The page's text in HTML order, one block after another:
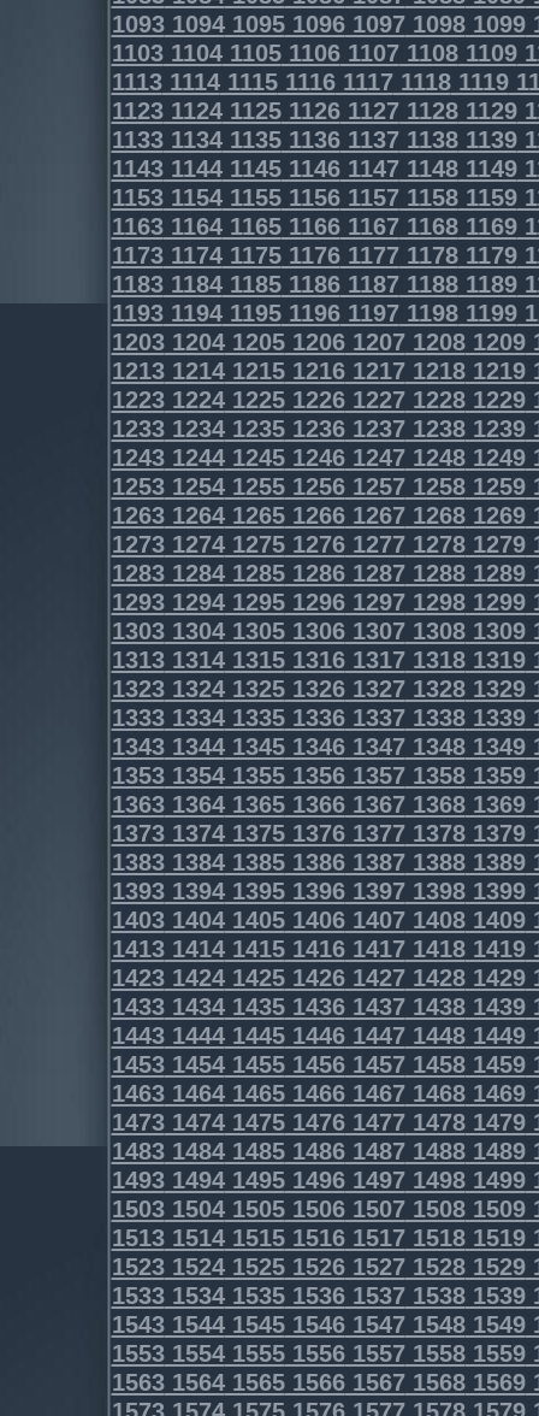
1093109410951096109710981099
1103110411051106110711081109
1113111411151116111711181119
1123112411251126112711281129
1133113411351136113711381139
1143114411451146114711481149
1153115411551156115711581159
1163116411651166116711681169
1173117411751176117711781179
1183118411851186118711881189
1193119411951196119711981199
1203120412051206120712081209
1213121412151216121712181219
1223122412251226122712281229
1233123412351236123712381239
1243124412451246124712481249
1253125412551256125712581259
1263126412651266126712681269
1273127412751276127712781279
1283128412851286128712881289
1293129412951296129712981299
1303130413051306130713081309
1313131413151316131713181319
1323132413251326132713281329
1333133413351336133713381339
1343134413451346134713481349
1353135413551356135713581359
1363136413651366136713681369
1373137413751376137713781379
1383138413851386138713881389
1393139413951396139713981399
1403140414051406140714081409
1413141414151416141714181419
1423142414251426142714281429
1433143414351436143714381439
1443144414451446144714481449
1453145414551456145714581459
1463146414651466146714681469
1473147414751476147714781479
1483148414851486148714881489
1493149414951496149714981499
1503150415051506150715081509
1513151415151516151715181519
1523152415251526152715281529
1533153415351536153715381539
1543154415451546154715481549
1553155415551556155715581559
1563156415651566156715681569